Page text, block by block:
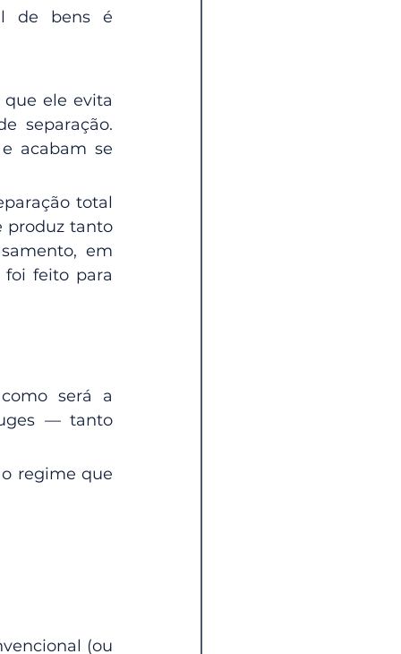
de bens é
ele evita
separação.
acabam se
total
produz tanto
em
foi feito para
será a
— tanto
regime que
(ou